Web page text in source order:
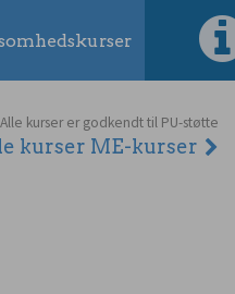
Alle kurser er godkendt til PU-støtte
kurser ME-kurser